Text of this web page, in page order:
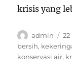
krisis yang
Author
admin
on
bersih,
konservasi air,